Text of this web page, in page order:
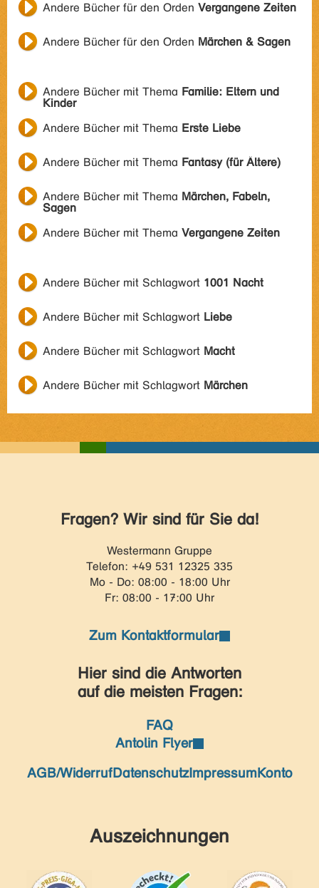
Andere Bücher für den Orden Vergangene Zeiten
Andere Bücher für den Orden Märchen & Sagen
Andere Bücher mit Thema Familie: Eltern und
Kinder
Andere Bücher mit Thema Erste Liebe
Andere Bücher mit Thema Fantasy (für Ältere)
Andere Bücher mit Thema Märchen, Fabeln,
Sagen
Andere Bücher mit Thema Vergangene Zeiten
Andere Bücher mit Schlagwort 1001 Nacht
Andere Bücher mit Schlagwort Liebe
Andere Bücher mit Schlagwort Macht
Andere Bücher mit Schlagwort Märchen